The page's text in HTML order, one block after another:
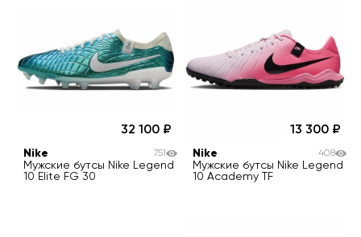
32 100
Nike
Мужские бутсы Nike Legend
10 Elite FG 30
751
13 300
Nike
Мужские бутсы Nike Legend
10 Academy TF
408